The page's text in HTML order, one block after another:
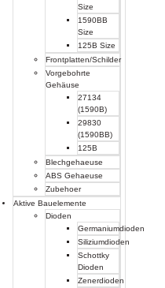
Size
1590BB
Size
125B Size
Frontplatten/Schilder
Vorgebohrte
Gehäuse
27134
(1590B)
29830
(1590BB)
125B
Blechgehaeuse
ABS Gehaeuse
Zubehoer
Aktive Bauelemente
Dioden
Germaniumdioden
Siliziumdioden
Schottky
Dioden
Zenerdioden